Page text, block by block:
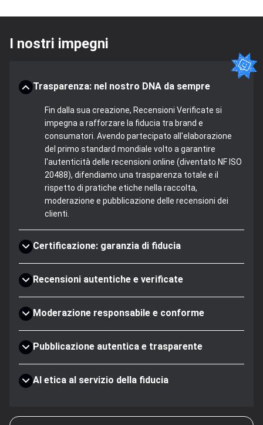
I nostri impegni
Trasparenza: nel nostro DNA da sempre
Fin dalla sua creazione, Recensioni Verificate si
impegna a rafforzare la fiducia tra brand e
consumatori. Avendo partecipato all'elaborazione
del primo standard mondiale volto a garantire
l'autenticità delle recensioni online (diventato NF ISO
20488), difendiamo una trasparenza totale e il
rispetto di pratiche etiche nella raccolta,
moderazione e pubblicazione delle recensioni dei
clienti.
Certificazione: garanzia di fiducia
Recensioni autentiche e verificate
Moderazione responsabile e conforme
Pubblicazione autentica e trasparente
AI etica al servizio della fiducia